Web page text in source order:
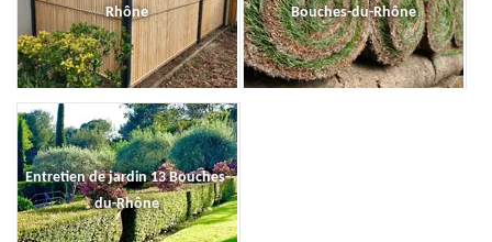
Rhône
Bouches-du-Rhône
Entretien de jardin 13 Bouches-
du-Rhône